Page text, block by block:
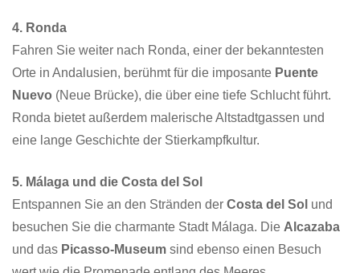
4. Ronda
Fahren Sie weiter nach Ronda, einer der bekanntesten
Orte in Andalusien, berühmt für die imposante Puente
Nuevo (Neue Brücke), die über eine tiefe Schlucht führt.
Ronda bietet außerdem malerische Altstadtgassen und
eine lange Geschichte der Stierkampfkultur.
5. Málaga und die Costa del Sol
Entspannen Sie an den Stränden der Costa del Sol und
besuchen Sie die charmante Stadt Málaga. Die Alcazaba
und das Picasso-Museum sind ebenso einen Besuch